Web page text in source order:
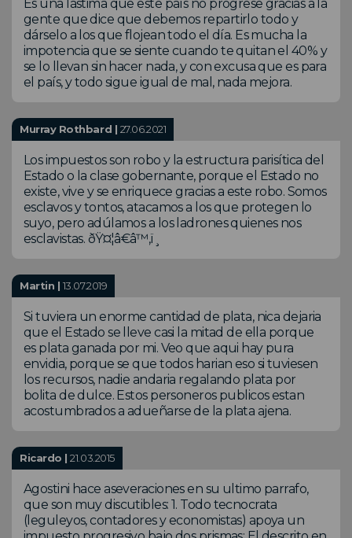
Es una lástima que este país no progrese gracias a la
gente que dice que debemos repartirlo todo y
dárselo a los que flojean todo el día. Es mucha la
impotencia que se siente cuando te quitan el 40% y
se lo llevan sin hacer nada, y con excusa que es para
el país, y todo sigue igual de mal, nada mejora.
Murray Rothbard | 27.06.2021
Los impuestos son robo y la estructura parisítica del
Estado o la clase gobernante, porque el Estado no
existe, vive y se enriquece gracias a este robo. Somos
esclavos y tontos, atacamos a los que protegen lo
suyo, pero adúlamos a los ladrones quienes nos
esclavistas. ðŸ¤¦â€â™‚ï¸
Martin | 13.07.2019
Si tuviera un enorme cantidad de plata, nica dejaria
que el Estado se lleve casi la mitad de ella porque
es plata ganada por mi. Veo que aqui hay pura
envidia, porque se que todos harian eso si tuviesen
los recursos, nadie andaria regalando plata por
bolita de dulce. Estos personeros publicos estan
acostumbrados a adueñarse de la plata ajena.
Ricardo |21.03.2015
Agostini hace aseveraciones en su ultimo parrafo,
que son muy discutibles: 1. Todo tecnocrata
(leguleyos, contadores y economistas) apoya un